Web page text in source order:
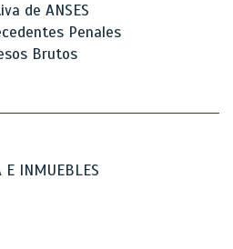
de ANSES
Penales
Brutos
E INMUEBLES